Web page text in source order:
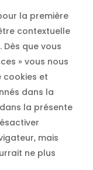
divers
la première
contextuelle
que vous
» vous nous
cookies et
dans la
la présente
mais
ne plus